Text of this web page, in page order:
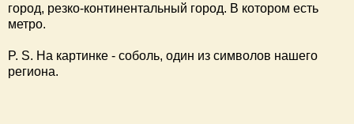
город, резко-континентальный город. В котором есть
метро.
P. S. На картинке - соболь, один из символов нашего
региона.